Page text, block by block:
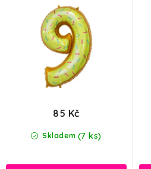
Skladem (7 ks)
85 Kč